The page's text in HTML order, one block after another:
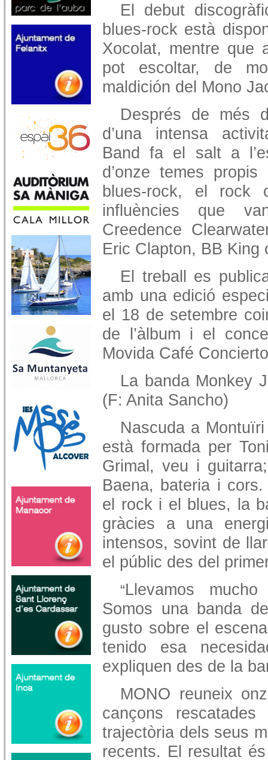
El debut
blues-rock està
Xocolat, mentre que
pot escoltar, de
maldición del Mono
Després de més
d’una intensa
Band fa el salt a
d’onze temes
blues-rock, el rock
influències que
Creedence
Eric Clapton, BB
El treball es
amb una edició
el 18 de setembre
de l’àlbum i el
Movida Café
La banda Monkey
(F: Anita Sancho)
Nascuda a
està formada per
Grimal, veu i
Baena, bateria i
el rock i el blues, la
gràcies a una
intensos, sovint de
el públic des del
“Llevamos
Somos una banda
gusto sobre el
tenido esa
expliquen des de la
MONO reuneix
cançons
trajectòria dels seus
recents. El resultat